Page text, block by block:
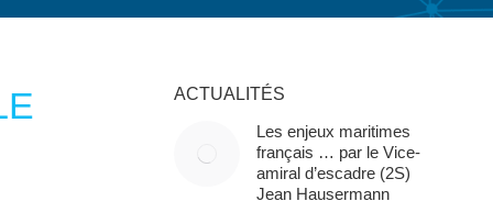
ACTUALITÉS
Les enjeux maritimes
français … par le Vice-
amiral d’escadre (2S)
Jean Hausermann